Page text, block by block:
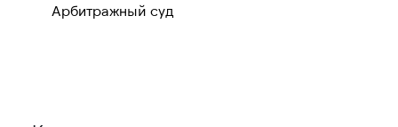
Арбитражный суд